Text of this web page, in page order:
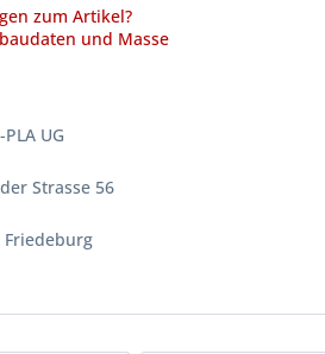
zum Artikel?
und Masse
PLA UG
Strasse 56
Friedeburg